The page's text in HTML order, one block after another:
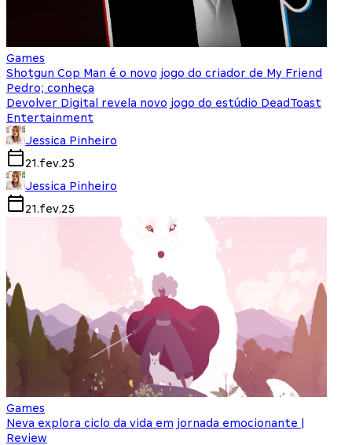
Games
Shotgun Cop Man é o novo jogo do criador de My Friend
Pedro; conheça
Devolver Digital revela novo jogo do estúdio DeadToast
Entertainment
Jessica Pinheiro
21.fev.25
Jessica Pinheiro
21.fev.25
Games
Neva explora ciclo da vida em jornada emocionante |
Review